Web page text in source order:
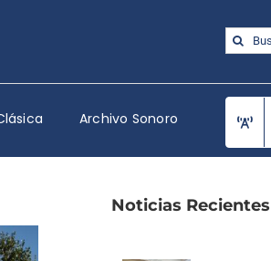
Buscar:
Archivo Sonoro
Noticias Recientes